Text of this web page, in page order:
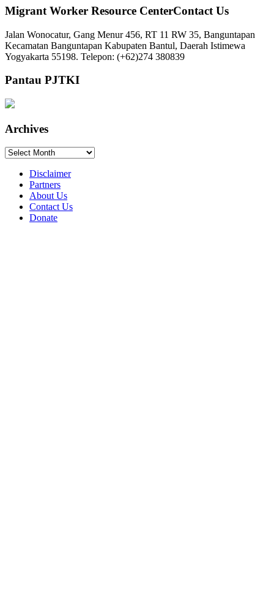
Migrant Worker Resource CenterContact Us
Jalan Wonocatur, Gang Menur 456, RT 11 RW 35, Banguntapan
Kecamatan Banguntapan Kabupaten Bantul, Daerah Istimewa
Yogyakarta 55198. Telepon: (+62)274 380839
Pantau PJTKI
Archives
Archives
Disclaimer
Partners
About Us
Contact Us
Donate